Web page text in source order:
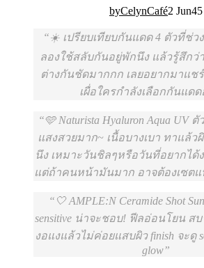
CelynCafé2 Jun45
☀️ เปรียบเทียบกันแดด 4 ตัวที่ช่ว
ลองใช้สลับกันอยู่พักนึง แล้วรู้สึกว่
ต่างกันชัดมากกก เลยอยากมาแช
เผื่อใครกำลังเลือกกันแด
🩵 Naturista Hyaluron Aqua UV
แสงสวยมาก~ เนื้อบางเบา ทาแล้
นึง เหมาะวันชิลๆหรือวันที่อยากได้
แต่ถ้าคนหน้ามันมาก อาจต้องเซตแ
🤍 AMPLE:N Ceramide Shot
sensitive น่าจะชอบ! ฟีลอ่อนโยน ส
งอแงแล้วไม่ค่อยแสบผิว finish จะดู
glow